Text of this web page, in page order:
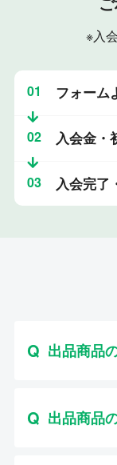
※入
01 フォーム
02 入会金・
03 入会完了
出品商品
出品商品